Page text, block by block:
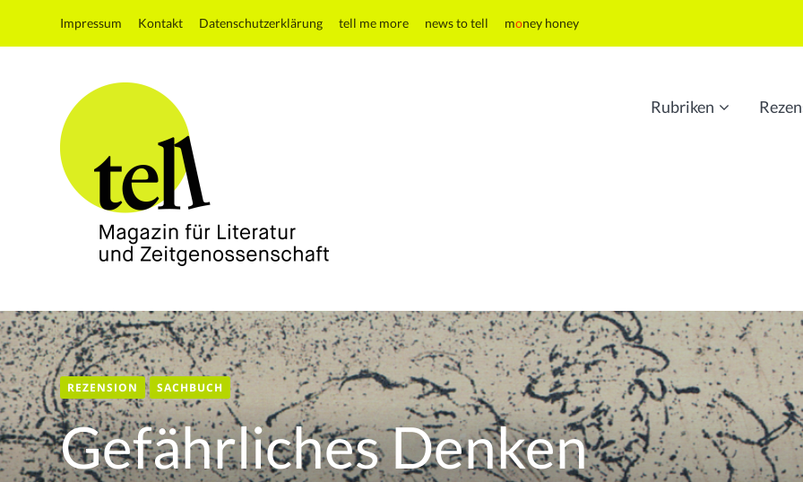
Impressum Kontakt Datenschutzerklärung tell me more news to tell money honey
Magazin
für
Literatur
und
Zeitgenossenschaft
Rubriken
REZENSION SACHBUCH
Gefährliches Denken